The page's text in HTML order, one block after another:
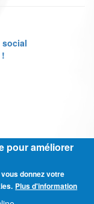
social
- Mentions légales
pour améliorer
donnez votre
Plus d'information